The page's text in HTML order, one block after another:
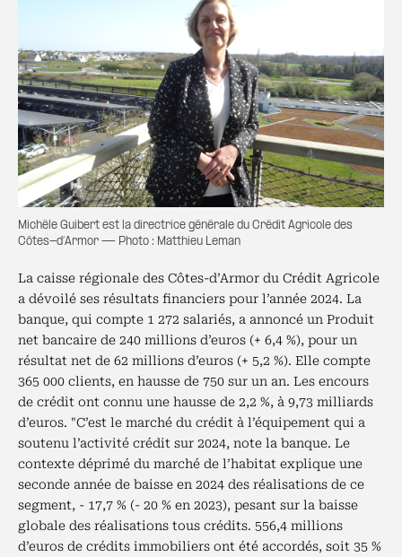
Michèle Guibert est la directrice générale du Crédit Agricole des
Côtes-d’Armor — Photo : Matthieu Leman
La caisse régionale des Côtes-d’Armor du Crédit Agricole
a dévoilé ses résultats financiers pour l’année 2024. La
banque, qui compte 1 272 salariés, a annoncé un Produit
net bancaire de 240 millions d’euros (+ 6,4 %), pour un
résultat net de 62 millions d’euros (+ 5,2 %). Elle compte
365 000 clients, en hausse de 750 sur un an. Les encours
de crédit ont connu une hausse de 2,2 %, à 9,73 milliards
d’euros. "C’est le marché du crédit à l’équipement qui a
soutenu l’activité crédit sur 2024, note la banque. Le
contexte déprimé du marché de l’habitat explique une
seconde année de baisse en 2024 des réalisations de ce
segment, - 17,7 % (- 20 % en 2023), pesant sur la baisse
globale des réalisations tous crédits. 556,4 millions
d’euros de crédits immobiliers ont été accordés, soit 35 %